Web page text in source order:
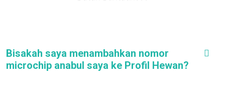
Bisakah saya menambahkan nomor
microchip anabul saya ke Profil Hewan?